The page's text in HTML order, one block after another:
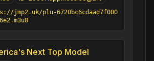
jmp2.uk/plu-6720bc6cdaad7f000
Next Top Model